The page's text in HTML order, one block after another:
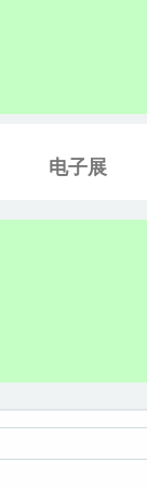
电子展